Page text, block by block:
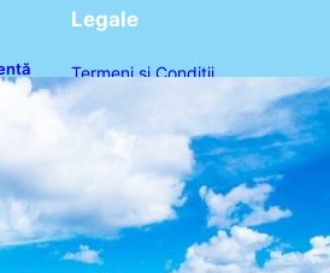
Legale
Termeni și Condiții
Politica de Confidențialitate
Politica de Cookies
Disclaimer
Contact